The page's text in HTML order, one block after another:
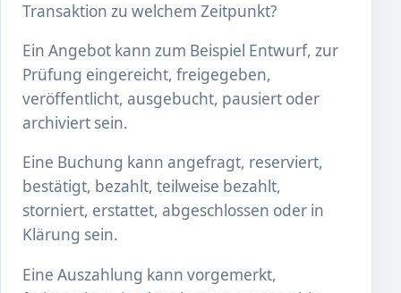
Transaktion zu welchem Zeitpunkt?
Ein Angebot kann zum Beispiel Entwurf, zur
Prüfung eingereicht, freigegeben,
veröffentlicht, ausgebucht, pausiert oder
archiviert sein.
Eine Buchung kann angefragt, reserviert,
bestätigt, bezahlt, teilweise bezahlt,
storniert, erstattet, abgeschlossen oder in
Klärung sein.
Eine Auszahlung kann vorgemerkt,